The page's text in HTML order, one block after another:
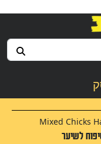
Mixed Chicks
לשיער